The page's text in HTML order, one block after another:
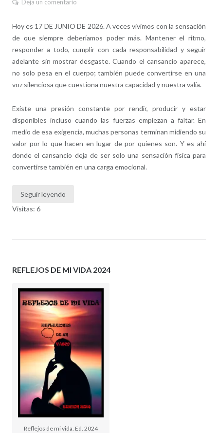
Deja un comentario
Hoy es 17 DE JUNIO DE 2026. A veces vivimos con la sensación
de que siempre deberíamos poder más. Mantener el ritmo,
responder a todo, cumplir con cada responsabilidad y seguir
adelante sin mostrar desgaste. Cuando el cansancio aparece,
no solo pesa en el cuerpo; también puede convertirse en una
voz silenciosa que cuestiona nuestra capacidad y nuestra valía.
Existe una presión constante por rendir, producir y estar
disponibles incluso cuando las fuerzas empiezan a faltar. En
medio de esa exigencia, muchas personas terminan midiendo su
valor por lo que hacen en lugar de por quienes son. Y es ahí
donde el cansancio deja de ser solo una sensación física para
convertirse también en una carga emocional.
Seguir leyendo
Visitas: 6
REFLEJOS DE MI VIDA 2024
Reflejos de mi vida. Ed. 2024